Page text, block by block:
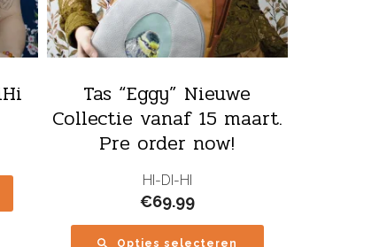
Tas “Eggy” Nieuwe
Collectie vanaf 15 maart.
Pre order now!
HI-DI-HI
€69.99
Opties selecteren